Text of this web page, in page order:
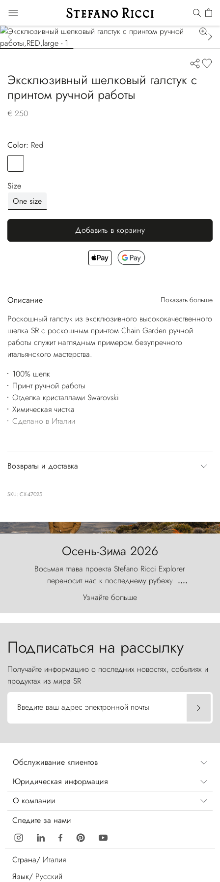
Эксклюзивный шелковый галстук с
принтом ручной работы
€ 250
Color:
red
Size
One size
Добавить в корзину
Описание Показать больше
Роскошный галстук из эксклюзивного высококачественного
шелка SR с роскошным принтом Chain Garden ручной
работы служит наглядным примером безупречного
итальянского мастерства.
100% шелк
Принт ручной работы
Отделка кристаллами Swarovski
Химическая чистка
Сделано в Италии
Возвраты и доставка
SKU: CX-47025
Осень-Зима 2026
Восьмая глава проекта Stefano Ricci Explorer
переносит нас к последнему рубежу
первозданного мира, где ветер с
первобытной яростью ваяет ландшафт, а пики
Торрес-дель-Пайне, словно каменные стражи,
....
Узнайте больше
Подписаться на рассылку
Получайте информацию о последних новостях, событиях и
продуктах из мира SR
Введите ваш адрес электронной почты
Обслуживание клиентов
Юридическая информация
О компании
Следите за нами
Страна/ Италия
Язык/ Русский